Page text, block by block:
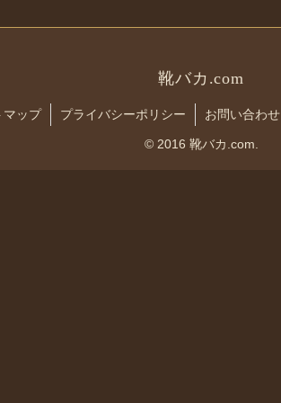
靴バカ.com
マップ プライバシーポリシー お問い合わせ
© 2016 靴バカ.com.